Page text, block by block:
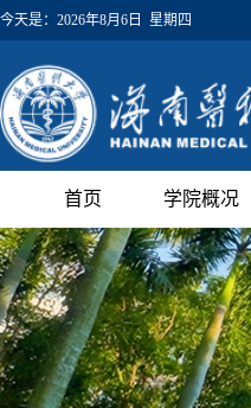
今天是： 2026年8月6日 星期四
首页 学院概况